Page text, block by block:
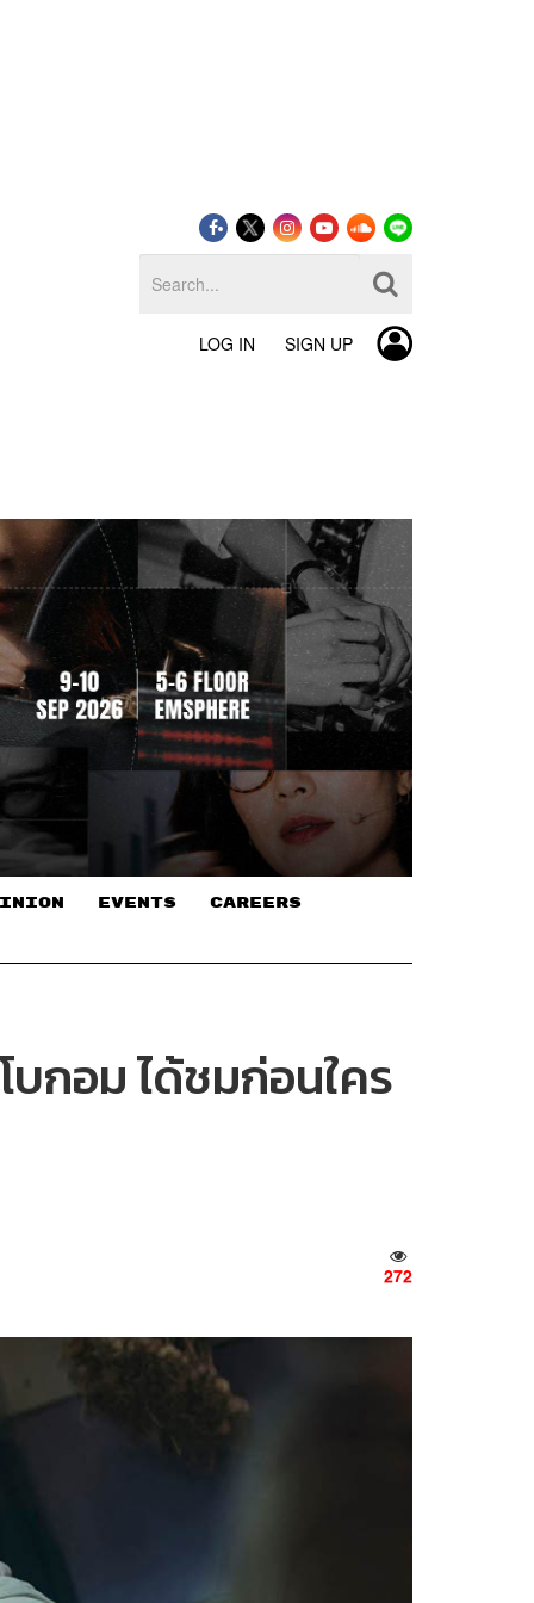
LOG IN SIGN UP
EVENTS CAREERS
กอม ได้ชมก่อนใคร
272